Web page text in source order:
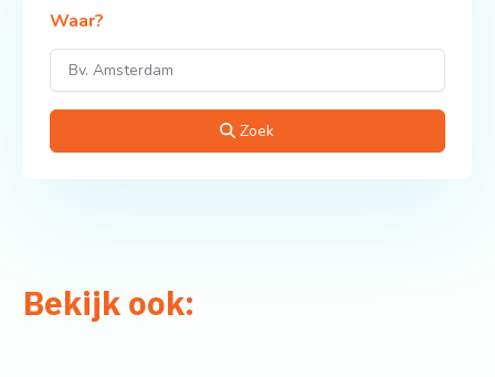
Waar?
Zoek
Bekijk ook: